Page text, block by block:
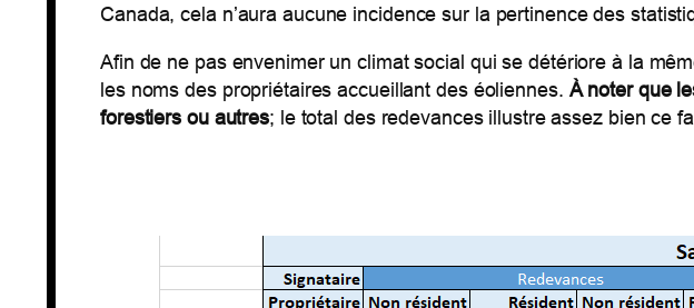
Canada, cela n’aura aucune incidence sur la pertinence des
Afin de ne pas envenimer un climat social qui se détériore à la
les noms des propriétaires accueillant des éoliennes. À noter que
forestiers ou autres; le total des redevances illustre assez bien ce